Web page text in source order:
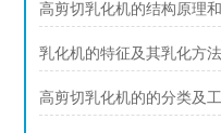
高剪切乳化机的结构原理
乳化机的特征及其乳化方法
高剪切乳化机的的分类及